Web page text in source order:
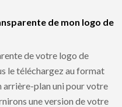
de mon logo de
de votre logo de
le téléchargez au format
arrière-plan uni pour votre
une version de votre